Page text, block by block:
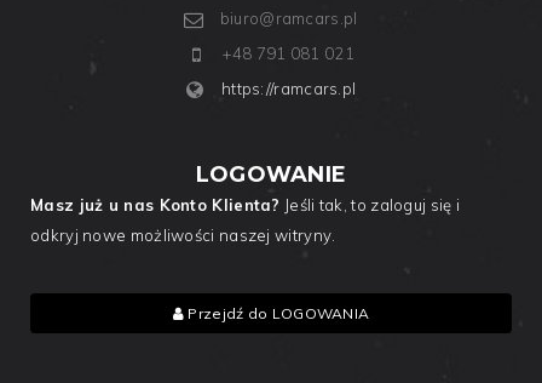
biuro@ramcars.pl
+48 791 081 021
https://ramcars.pl
LOGOWANIE
Masz już u nas Konto Klienta? Jeśli tak, to zaloguj się i
odkryj nowe możliwości naszej witryny.
Przejdź do LOGOWANIA